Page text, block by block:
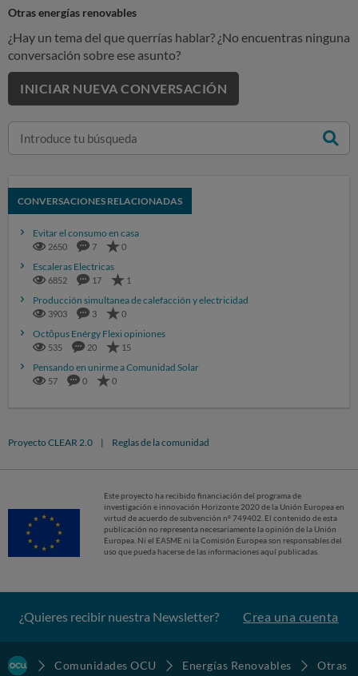
Otras energías renovables
¿Hay un tema del que querrías hablar? ¿No encuentras ninguna
conversación sobre ese asunto?
INICIAR NUEVA CONVERSACIÓN
CONVERSACIONES RELACIONADAS
Evitar el consumo en casa
2650 7 0
Escaleras Electricas
6852 17 1
Producción simultanea de calefacción y electricidad
3903 3 0
Octōpus Enérgy Flexi opiniones
535 20 15
Pensando en unirme a Comunidad Solar
57 0 0
Proyecto CLEAR 2.0 | Reglas de la comunidad
Este proyecto ha recibido financiación del programa de
investigación e innovación Horizonte 2020 de la Unión Europea en
virtud de acuerdo de subvención nº 749402. El contenido de esta
publicación no representa necesariamente la opinión de la Unión
Europea. Ni el EASME ni la Comisión Europea son responsables del
uso que pueda hacerse de las informaciones aquí publicadas.
¿Quieres recibir nuestra Newsletter? Crea una cuenta
Comunidades OCU Energías Renovables
Otras